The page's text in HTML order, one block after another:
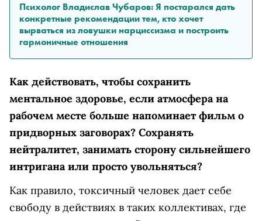
Психолог Владислав Чубаров: Я постарался дать
конкретные рекомендации тем, кто хочет
вырваться из ловушки нарциссизма и построить
гармоничные отношения
Как действовать, чтобы сохранить
ментальное здоровье, если атмосфера на
рабочем месте больше напоминает фильм о
придворных заговорах? Сохранять
нейтралитет, занимать сторону сильнейшего
интригана или просто увольняться?
Как правило, токсичный человек дает себе
свободу в действиях в таких коллективах, где